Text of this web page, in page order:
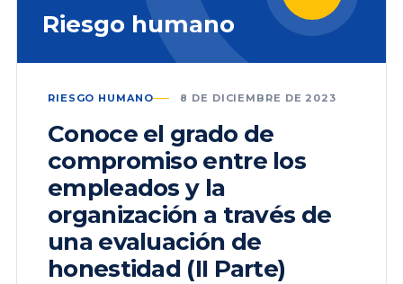
Riesgo humano
RIESGO HUMANO 8 DE DICIEMBRE DE 2023
Conoce el grado de
compromiso entre los
empleados y la
organización a través de
una evaluación de
honestidad (II Parte)